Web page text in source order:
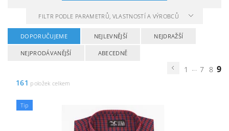
FILTR PODLE PARAMETRŮ, VLASTNOSTÍ A VÝROBCŮ
DOPORUČUJEME NEJLEVNĚJŠÍ NEJDRAŽŠÍ
NEJPRODÁVANĚJŠÍ ABECEDNĚ
1 ... 7 8 9
161 položek celkem
Tip